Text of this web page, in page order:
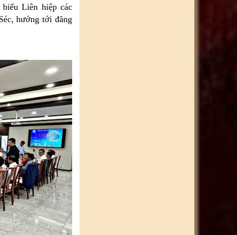
Liên hiệp các
hướng tới đăng